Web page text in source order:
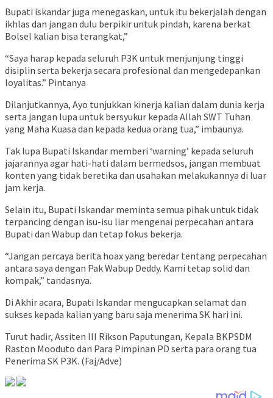
Bupati iskandar juga menegaskan, untuk itu bekerjalah dengan
ikhlas dan jangan dulu berpikir untuk pindah, karena berkat
Bolsel kalian bisa terangkat,”
“Saya harap kepada seluruh P3K untuk menjunjung tinggi
disiplin serta bekerja secara profesional dan mengedepankan
loyalitas.” Pintanya
Dilanjutkannya, Ayo tunjukkan kinerja kalian dalam dunia kerja
serta jangan lupa untuk bersyukur kepada Allah SWT Tuhan
yang Maha Kuasa dan kepada kedua orang tua,” imbaunya.
Tak lupa Bupati Iskandar memberi ‘warning’ kepada seluruh
jajarannya agar hati-hati dalam bermedsos, jangan membuat
konten yang tidak beretika dan usahakan melakukannya di luar
jam kerja.
Selain itu, Bupati Iskandar meminta semua pihak untuk tidak
terpancing dengan isu-isu liar mengenai perpecahan antara
Bupati dan Wabup dan tetap fokus bekerja.
“Jangan percaya berita hoax yang beredar tentang perpecahan
antara saya dengan Pak Wabup Deddy. Kami tetap solid dan
kompak,” tandasnya.
Di Akhir acara, Bupati Iskandar mengucapkan selamat dan
sukses kepada kalian yang baru saja menerima SK hari ini.
Turut hadir, Assiten III Rikson Paputungan, Kepala BKPSDM
Raston Mooduto dan Para Pimpinan PD serta para orang tua
Penerima SK P3K. (Faj/Adve)